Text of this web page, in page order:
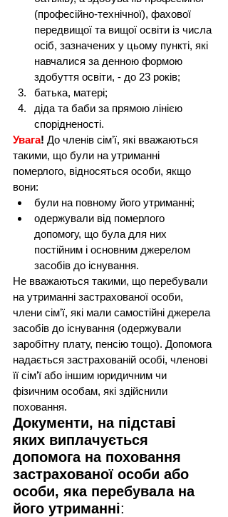
(професійно-технічної), фахової
передвищої та вищої освіти із числа
осіб, зазначених у цьому пункті, які
навчалися за денною формою
здобуття освіти, - до 23 років;
батька, матері;
діда та баби за прямою лінією
спорідненості.
Увага! До членів сім’ї, які вважаються
такими, що були на утриманні
померлого, відносяться особи, якщо
вони:
були на повному його утриманні;
одержували від померлого
допомогу, що була для них
постійним і основним джерелом
засобів до існування.
Не вважаються такими, що перебували
на утриманні застрахованої особи,
члени сім’ї, які мали самостійні джерела
засобів до існування (одержували
заробітну плату, пенсію тощо). Допомога
надається застрахованій особі, членові
її сім’ї або іншим юридичним чи
фізичним особам, які здійснили
поховання.
Документи, на підставі
яких виплачується
допомога на поховання
застрахованої особи або
особи, яка перебувала на
його утриманні: